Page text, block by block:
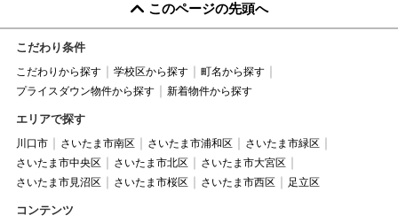
このページの先頭へ
こだわり条件
こだわりから探す 学校区から探す
町名から探す
プライスダウン物件から探す
新着物件から探す
エリアで探す
川口市 さいたま市南区 さいたま市浦和区
さいたま市緑区
さいたま市中央区
さいたま市北区
さいたま市大宮区
さいたま市見沼区
さいたま市桜区 さいたま市西区 足立区
コンテンツ